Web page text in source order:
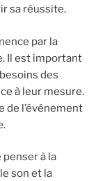
sa réussite.
par la
Il est important
des
à leur mesure.
de l’événement
à la
son et la